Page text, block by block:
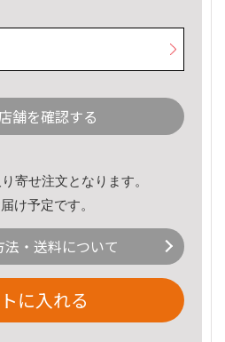
舗を確認する
寄せ注文となります。
け予定です。
法・送料について
に入れる